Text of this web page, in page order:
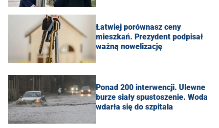
Łatwiej porównasz ceny
mieszkań. Prezydent podpisał
ważną nowelizację
Ponad 200 interwencji. Ulewne
burze siały spustoszenie. Woda
wdarła się do szpitala